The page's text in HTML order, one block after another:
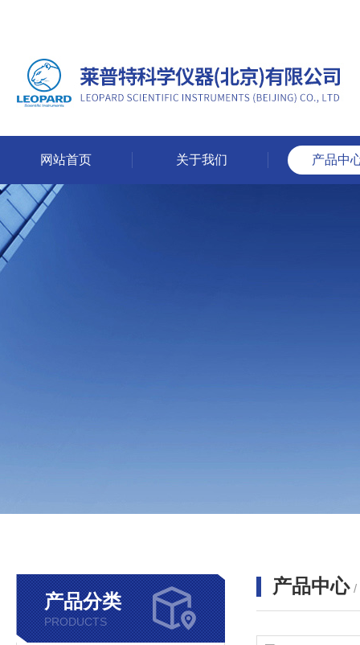
网站首页 关于我们 产品中
产品分类
PRODUCTS
产品中心 /